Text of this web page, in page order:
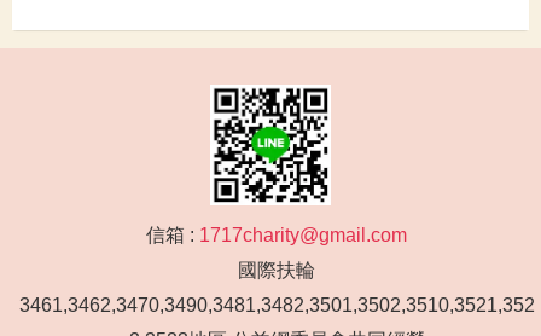
信箱 : 1717charity@gmail.com
國際扶輪
3461,3462,3470,3490,3481,3482,3501,3502,3510,3521,352